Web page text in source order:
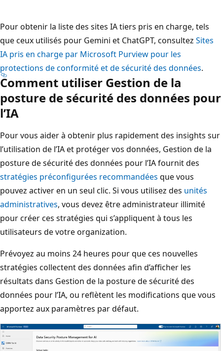
Pour obtenir la liste des sites IA tiers pris en charge, tels
que ceux utilisés pour Gemini et ChatGPT, consultez Sites
IA pris en charge par Microsoft Purview pour les
protections de conformité et de sécurité des données.
Comment utiliser Gestion de la
posture de sécurité des données pour
l’IA
Pour vous aider à obtenir plus rapidement des insights sur
l’utilisation de l’IA et protéger vos données, Gestion de la
posture de sécurité des données pour l’IA fournit des
stratégies préconfigurées recommandées que vous
pouvez activer en un seul clic. Si vous utilisez des unités
administratives, vous devez être administrateur illimité
pour créer ces stratégies qui s’appliquent à tous les
utilisateurs de votre organization.
Prévoyez au moins 24 heures pour que ces nouvelles
stratégies collectent des données afin d’afficher les
résultats dans Gestion de la posture de sécurité des
données pour l’IA, ou reflètent les modifications que vous
apportez aux paramètres par défaut.